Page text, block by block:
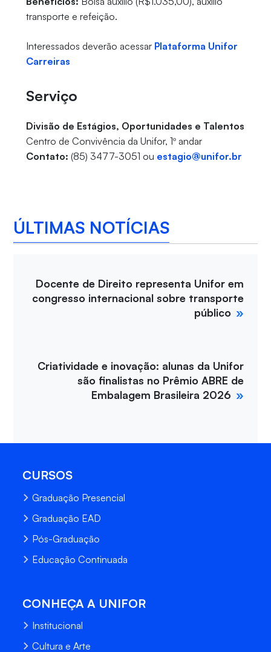
transporte e refeição.
Interessados deverão acessar Plataforma Unifor
Carreiras
Serviço
Divisão de Estágios, Oportunidades e Talentos
Centro de Convivência da Unifor, 1º andar
Contato: (85) 3477-3051 ou estagio@unifor.br
ÚLTIMAS NOTÍCIAS
Docente de Direito representa Unifor em
congresso internacional sobre transporte
público
Criatividade e inovação: alunas da Unifor
são finalistas no Prêmio ABRE de
Embalagem Brasileira 2026
CURSOS
Graduação Presencial
Graduação EAD
Pós-Graduação
Educação Continuada
CONHEÇA A UNIFOR
Institucional
Cultura e Arte